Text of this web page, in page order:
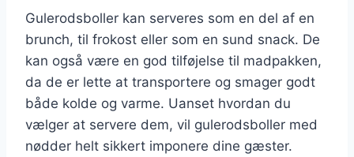
Gulerodsboller kan serveres som en del af en
brunch, til frokost eller som en sund snack. De
kan også være en god tilføjelse til madpakken,
da de er lette at transportere og smager godt
både kolde og varme. Uanset hvordan du
vælger at servere dem, vil gulerodsboller med
nødder helt sikkert imponere dine gæster.